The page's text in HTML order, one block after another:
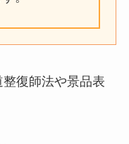
復師法や景品表